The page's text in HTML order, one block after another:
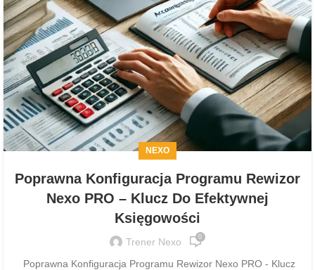
NEXO
Poprawna Konfiguracja Programu Rewizor
Nexo PRO – Klucz Do Efektywnej
Księgowości
Trener Nexo 0
Poprawna Konfiguracja Programu Rewizor Nexo PRO - Klucz